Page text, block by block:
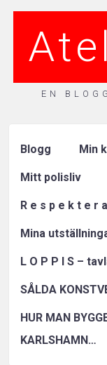
EN
Blogg Min
Mitt polisliv
R e s p e k t e r
Mina
L O P P I S –
SÅLDA
HUR MAN
KARLSHAMN…